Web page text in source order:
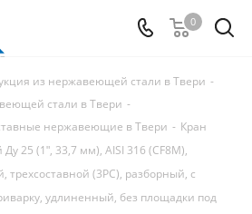
0
из нержавеющей стали в Твери -
стали в Твери -
нержавеющие в Твери - Кран
25 (1ʺ, 33,7 мм), AISI 316 (CF8M),
(3PC), разборный, с
удлиненный, без площадки под